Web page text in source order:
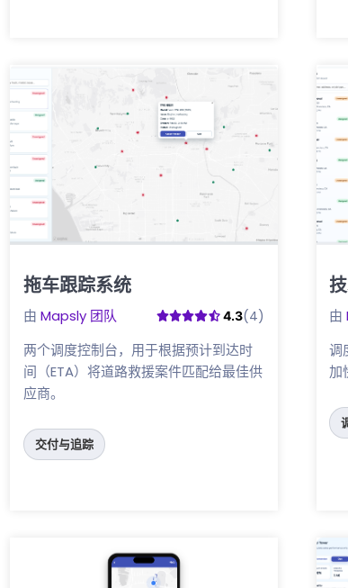
拖车跟踪系统
由Mapsly 团队 4.3(4)
两个调度控制台，用于根据预计到达时
间（ETA）将道路救援案件匹配给最佳供
应商。
交付与追踪
点击这里
由
调
加
点击